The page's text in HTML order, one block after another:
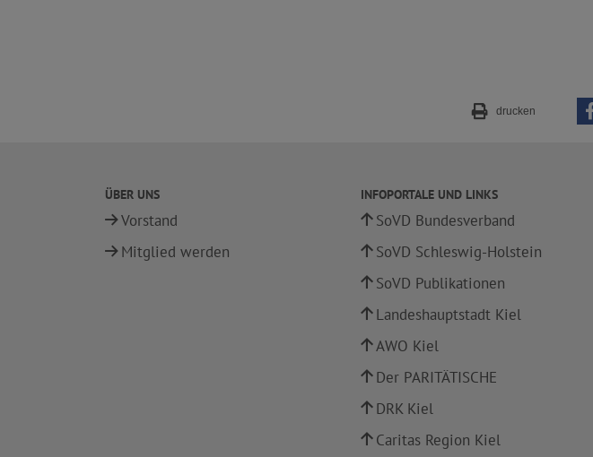
drucken
ÜBER UNS
Vorstand
Mitglied werden
INFOPORTALE UND LINKS
SoVD Bundesverband
SoVD Schleswig-Holstein
SoVD Publikationen
Landeshauptstadt Kiel
AWO Kiel
Der PARITÄTISCHE
DRK Kiel
Caritas Region Kiel